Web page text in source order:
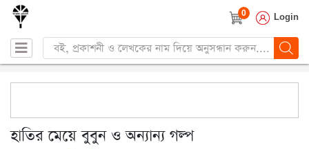
0 Login
Products
search
হাতির মেয়ে বুবুন ও অন্যান্য গল্প